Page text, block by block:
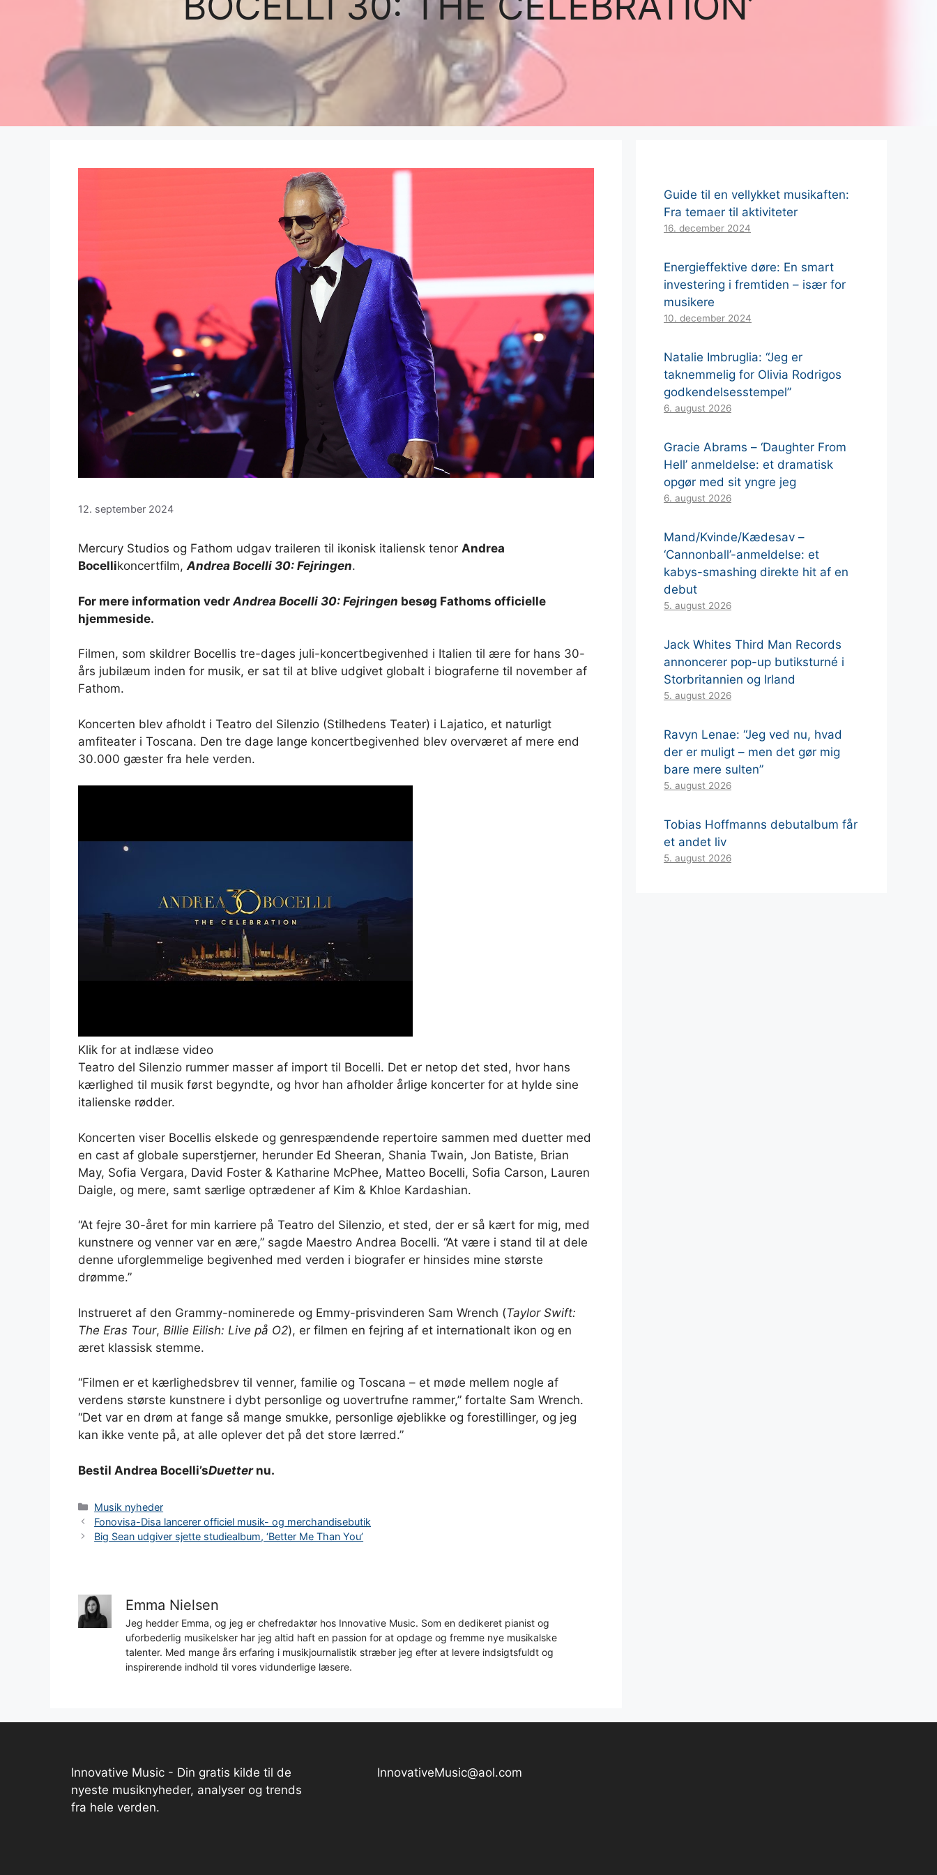
12. september 2024
Mercury Studios og Fathom udgav traileren til ikonisk italiensk tenor Andrea
Bocellikoncertfilm,Andrea Bocelli 30: Fejringen.
For mere information vedr Andrea Bocelli 30: Fejringen besøg Fathoms officielle
hjemmeside.
Filmen, som skildrer Bocellis tre-dages juli-koncertbegivenhed i Italien til ære for hans 30-
års jubilæum inden for musik, er sat til at blive udgivet globalt i biograferne til november af
Fathom.
Koncerten blev afholdt i Teatro del Silenzio (Stilhedens Teater) i Lajatico, et naturligt
amfiteater i Toscana. Den tre dage lange koncertbegivenhed blev overværet af mere end
30.000 gæster fra hele verden.
Klik for at indlæse video
Teatro del Silenzio rummer masser af import til Bocelli. Det er netop det sted, hvor hans
kærlighed til musik først begyndte, og hvor han afholder årlige koncerter for at hylde sine
italienske rødder.
Koncerten viser Bocellis elskede og genrespændende repertoire sammen med duetter med
en cast af globale superstjerner, herunder Ed Sheeran, Shania Twain, Jon Batiste, Brian
May, Sofia Vergara, David Foster & Katharine McPhee, Matteo Bocelli, Sofia Carson, Lauren
Daigle, og mere, samt særlige optrædener af Kim & Khloe Kardashian.
“At fejre 30-året for min karriere på Teatro del Silenzio, et sted, der er så kært for mig, med
kunstnere og venner var en ære,” sagde Maestro Andrea Bocelli. “At være i stand til at dele
denne uforglemmelige begivenhed med verden i biografer er hinsides mine største
drømme.”
Instrueret af den Grammy-nominerede og Emmy-prisvinderen Sam Wrench (Taylor Swift:
The Eras Tour, Billie Eilish: Live på O2), er filmen en fejring af et internationalt ikon og en
æret klassisk stemme.
“Filmen er et kærlighedsbrev til venner, familie og Toscana – et møde mellem nogle af
verdens største kunstnere i dybt personlige og uovertrufne rammer,” fortalte Sam Wrench.
“Det var en drøm at fange så mange smukke, personlige øjeblikke og forestillinger, og jeg
kan ikke vente på, at alle oplever det på det store lærred.”
Bestil Andrea Bocelli’sDuetter nu.
Kategorier
Musik nyheder
Fonovisa-Disa lancerer officiel musik- og merchandisebutik
Big Sean udgiver sjette studiealbum, ‘Better Me Than You’
Emma Nielsen
Jeg hedder Emma, og jeg er chefredaktør hos Innovative Music. Som en dedikeret pianist og
uforbederlig musikelsker har jeg altid haft en passion for at opdage og fremme nye musikalske
talenter. Med mange års erfaring i musikjournalistik stræber jeg efter at levere indsigtsfuldt og
inspirerende indhold til vores vidunderlige læsere.
Guide til en vellykket musikaften:
Fra temaer til aktiviteter
16. december 2024
Energieffektive døre: En smart
investering i fremtiden – især for
musikere
10. december 2024
Natalie Imbruglia: “Jeg er
taknemmelig for Olivia Rodrigos
godkendelsesstempel”
6. august 2026
Gracie Abrams – ‘Daughter From
Hell’ anmeldelse: et dramatisk
opgør med sit yngre jeg
6. august 2026
Mand/Kvinde/Kædesav –
‘Cannonball’-anmeldelse: et
kabys-smashing direkte hit af en
debut
5. august 2026
Jack Whites Third Man Records
annoncerer pop-up butiksturné i
Storbritannien og Irland
5. august 2026
Ravyn Lenae: “Jeg ved nu, hvad
der er muligt – men det gør mig
bare mere sulten”
5. august 2026
Tobias Hoffmanns debutalbum får
et andet liv
5. august 2026
Innovative Music - Din gratis kilde til de
nyeste musiknyheder, analyser og trends
fra hele verden.
InnovativeMusic@aol.com